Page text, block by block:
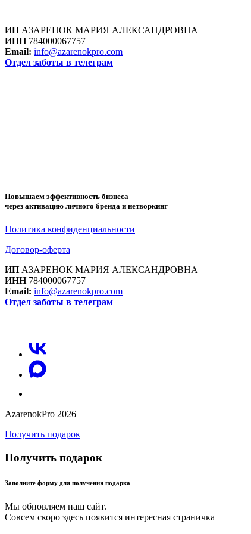
ИП АЗАРЕНОК МАРИЯ АЛЕКСАНДРОВНА
ИНН784000067757
Email: info@azarenokpro.com
Отдел заботы в телеграм
Повышаем эффективность бизнеса
через активацию личного бренда и нетворкинг
Политика конфиденциальности
Договор-оферта
ИП АЗАРЕНОК МАРИЯ АЛЕКСАНДРОВНА
ИНН784000067757
Email: info@azarenokpro.com
Отдел заботы в телеграм
AzarenokPro 2026
Получить подарок
Получить подарок
Заполните форму для получения подарка
Мы обновляем наш сайт.
Совсем скоро здесь появится интересная страничка